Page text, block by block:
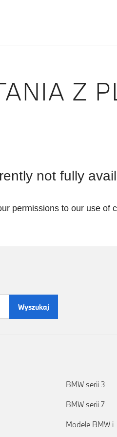
Z
Wyszukaj
BMW serii 3
BMW serii 7
Modele BMW i